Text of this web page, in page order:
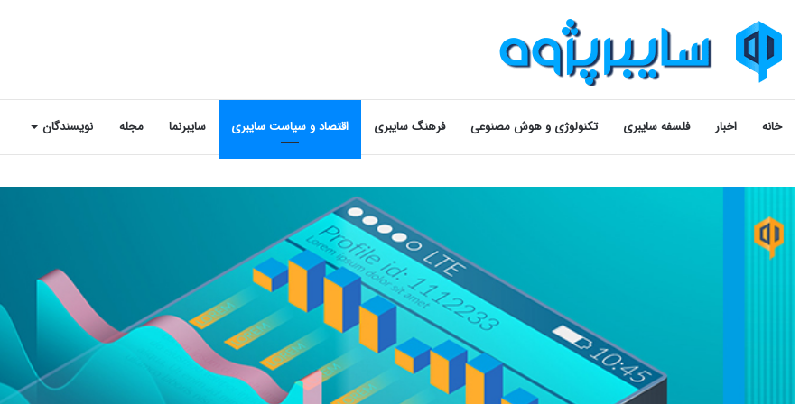
خانه اخبار فلسفه سایبری تکنولوژی و هوش مصنوعی فرهنگ سایبری اقتصاد و سیاست سایبری سایبرنما مجله نویسندگان